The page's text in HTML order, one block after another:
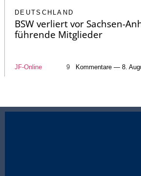
DEUTSCHLAND
BSW verliert vor Sachsen-
führende Mitglieder
JF-Online 9 Kommentare — 8.